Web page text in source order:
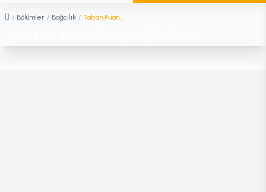
/ Bölümler / Bağcılık / Taban Puanları ve Sıralamaları